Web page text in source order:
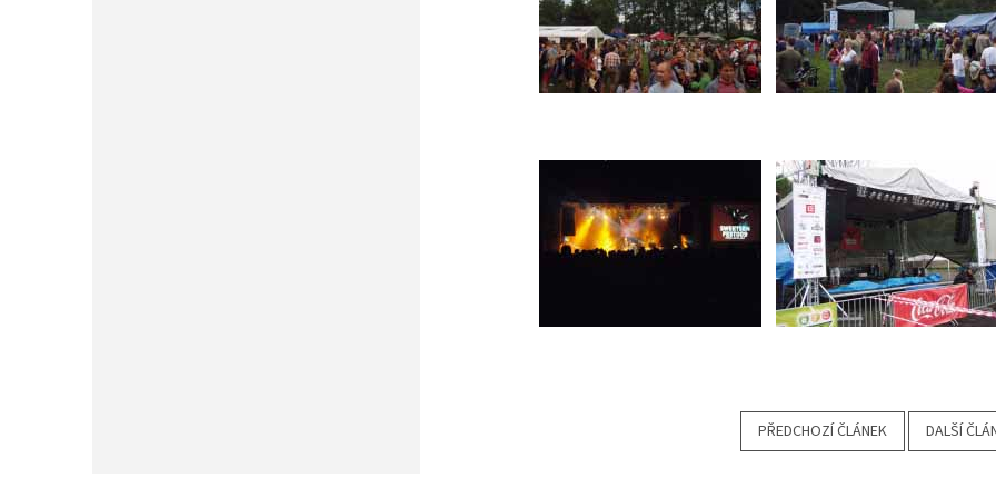
PŘEDCHOZÍ ČLÁNEK DALŠÍ